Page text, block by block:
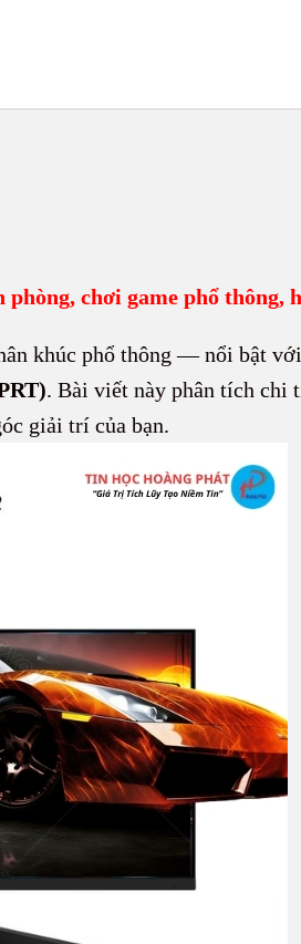
chơi game phổ thông,
khúc phổ thông — nổi bật
. Bài viết này phân tích chi
giải trí của bạn.